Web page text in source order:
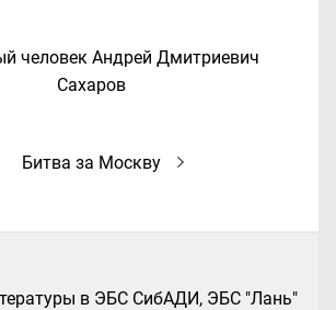
человек Андрей Дмитриевич
Сахаров
Следующая
Битва за Москву
в ЭБС СибАДИ, ЭБС "Лань"